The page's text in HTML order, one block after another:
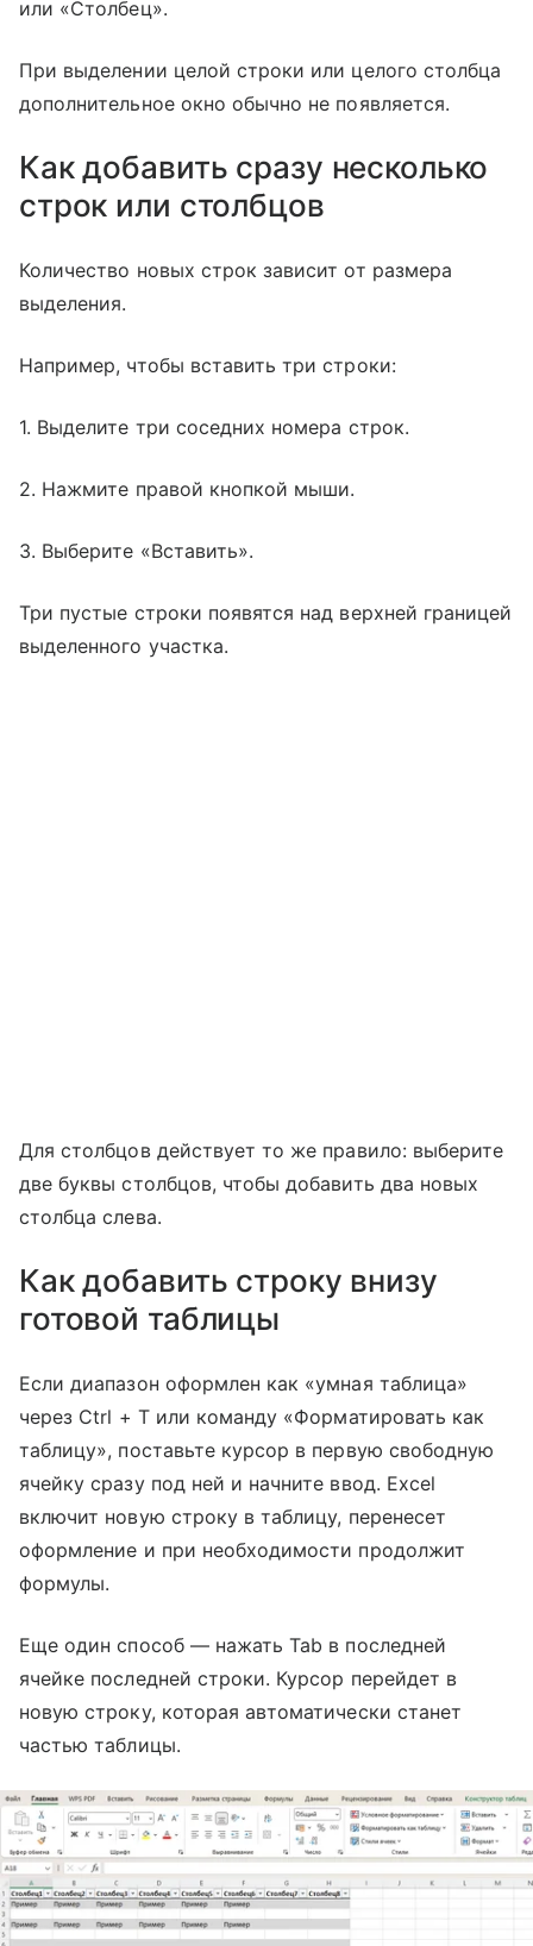
или «Столбец».
При выделении целой строки или целого столбца
дополнительное окно обычно не появляется.
Как добавить сразу несколько
строк или столбцов
Количество новых строк зависит от размера
выделения.
Например, чтобы вставить три строки:
1. Выделите три соседних номера строк.
2. Нажмите правой кнопкой мыши.
3. Выберите «Вставить».
Три пустые строки появятся над верхней границей
выделенного участка.
Для столбцов действует то же правило: выберите
две буквы столбцов, чтобы добавить два новых
столбца слева.
Как добавить строку внизу
готовой таблицы
Если диапазон оформлен как «умная таблица»
через Ctrl + T или команду «Форматировать как
таблицу», поставьте курсор в первую свободную
ячейку сразу под ней и начните ввод. Excel
включит новую строку в таблицу, перенесет
оформление и при необходимости продолжит
формулы.
Еще один способ — нажать Tab в последней
ячейке последней строки. Курсор перейдет в
новую строку, которая автоматически станет
частью таблицы.